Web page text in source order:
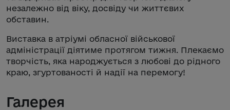
незалежно від віку, досвіду чи життєвих
обставин.
Виставка в атріумі обласної військової
адміністрації діятиме протягом тижня. Плекаємо
творчість, яка народжується з любові до рідного
краю, згуртованості й надії на перемогу!
Галерея